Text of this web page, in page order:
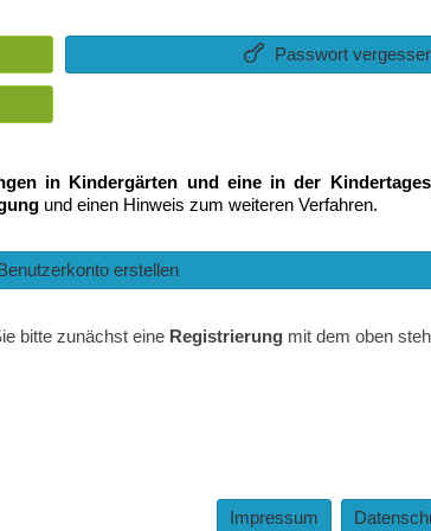
Passwort
in Kindergärten und eine in der
und einen Hinweis zum weiteren Verfahren.
erstellen
bitte zunächst eine Registrierung mit dem oben
Impressum